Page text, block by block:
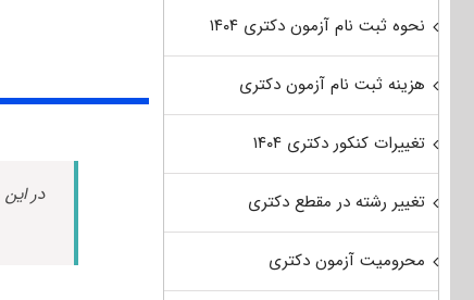
در
نحوه ثبت نام آزمون دکتری ۱۴۰۴
هزینه ثبت نام آزمون دکتری
تغییرات کنکور دکتری ۱۴۰۴
تغییر رشته در مقطع دکتری
محرومیت آزمون دکتری